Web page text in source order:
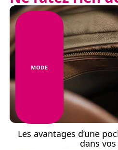
MODE
Les avantages d’une
dans vos